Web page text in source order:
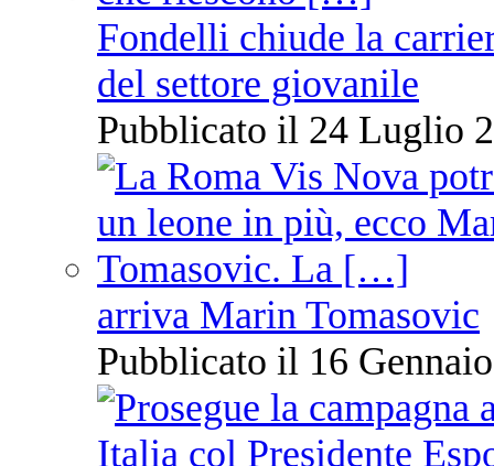
Fondelli chiude la
del settore giovanile
Pubblicato il 24 Luglio
arriva Marin Tomasovic
Pubblicato il 16